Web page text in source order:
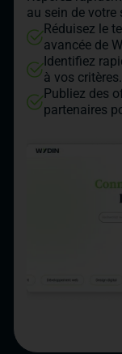
au sein de votre
Réduisez le
avancée de
Identifiez
à vos critères.
Publiez des
partenaires